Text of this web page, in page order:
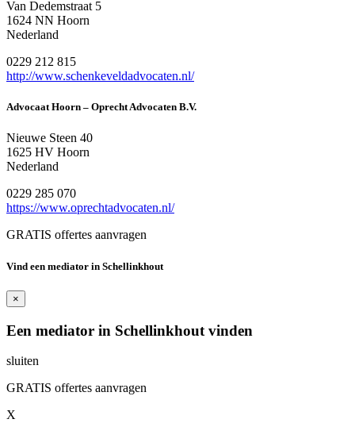
Van Dedemstraat 5
1624 NN Hoorn
Nederland
0229 212 815
http://www.schenkeveldadvocaten.nl/
Advocaat Hoorn – Oprecht Advocaten B.V.
Nieuwe Steen 40
1625 HV Hoorn
Nederland
0229 285 070
https://www.oprechtadvocaten.nl/
GRATIS offertes aanvragen
Vind een mediator in Schellinkhout
×
Een mediator in Schellinkhout vinden
sluiten
GRATIS offertes aanvragen
X